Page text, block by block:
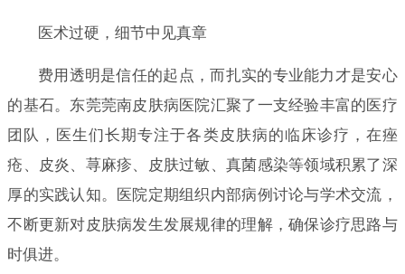
医术过硬，细节中见真章
费用透明是信任的起点，而扎实的专业能力才是安心
的基石。东莞莞南皮肤病医院汇聚了一支经验丰富的医疗
团队，医生们长期专注于各类皮肤病的临床诊疗，在痤
疮、皮炎、荨麻疹、皮肤过敏、真菌感染等领域积累了深
厚的实践认知。医院定期组织内部病例讨论与学术交流，
不断更新对皮肤病发生发展规律的理解，确保诊疗思路与
时俱进。